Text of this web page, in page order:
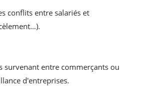
conflits entre salariés et
survenant entre commerçants ou
d'entreprises.